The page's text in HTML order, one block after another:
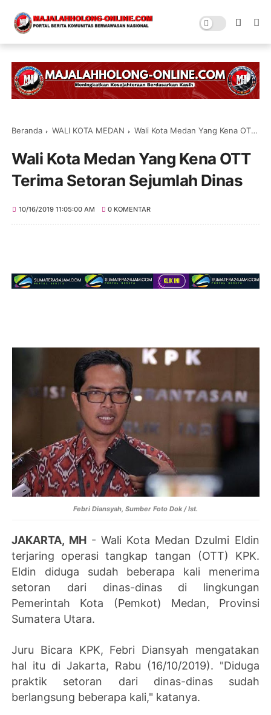
Beranda WALI KOTA MEDAN Wali Kota Medan Yang Kena OTT Terima Setoran Sejumlah Dinas
Wali Kota Medan Yang Kena OTT
Terima Setoran Sejumlah Dinas
10/16/2019 11:05:00 AM 0 KOMENTAR
Febri Diansyah, Sumber Foto Dok / Ist.
JAKARTA, MH- Wali Kota Medan Dzulmi Eldin
terjaring operasi tangkap tangan (OTT) KPK.
Eldin diduga sudah beberapa kali menerima
setoran dari dinas-dinas di lingkungan
Pemerintah Kota (Pemkot) Medan, Provinsi
Sumatera Utara.
Juru Bicara KPK, Febri Diansyah mengatakan
hal itu di Jakarta, Rabu (16/10/2019). "Diduga
praktik setoran dari dinas-dinas sudah
berlangsung beberapa kali," katanya.